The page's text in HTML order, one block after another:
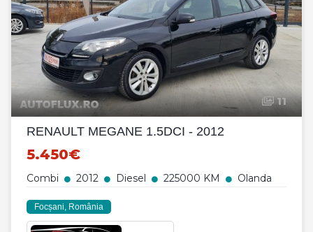
11
RENAULT MEGANE 1.5DCI - 2012
5.450€
Combi 2012 Diesel 225000 KM Olanda
Focșani, România